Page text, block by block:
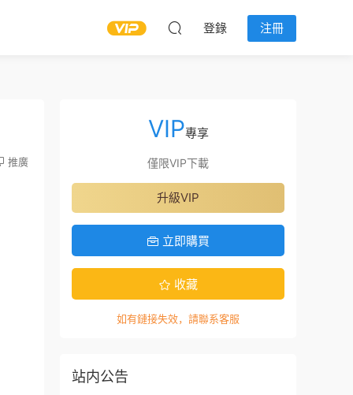
登錄 注冊
推廣
VIP專享
僅限VIP下載
升級VIP
立即購買
收藏
如有鏈接失效，請聯系客服
站内公告